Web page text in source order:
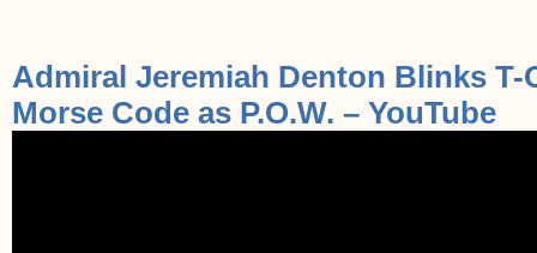
Admiral Jeremiah Denton Blinks T-
Morse Code as P.O.W. – YouTube